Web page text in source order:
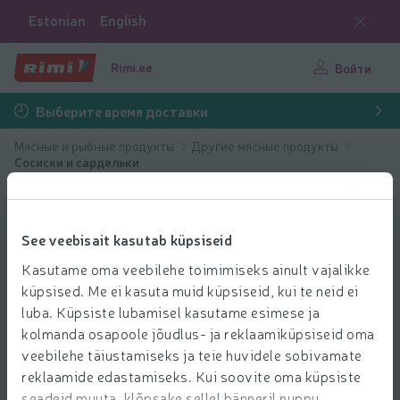
See veebisait kasutab küpsiseid
Kasutame oma veebilehe toimimiseks ainult vajalikke
küpsised. Me ei kasuta muid küpsiseid, kui te neid ei
luba. Küpsiste lubamisel kasutame esimese ja
kolmanda osapoole jõudlus- ja reklaamiküpsiseid oma
veebilehe täiustamiseks ja teie huvidele sobivamate
reklaamide edastamiseks. Kui soovite oma küpsiste
Estonian English
Rimi.ee Войти
Выберите время доставки
Мясные и рыбные продукты
Другие мясные продукты
Cосиски и сардельки